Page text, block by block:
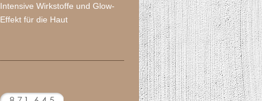
Intensive Wirkstoffe und Glow-
Effekt für die Haut